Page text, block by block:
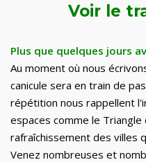
Voir le
Plus que quelques jours
Au moment où nous
canicule sera en train de
répétition nous rappellent
espaces comme le
rafraîchissement des villes
Venez nombreuses et